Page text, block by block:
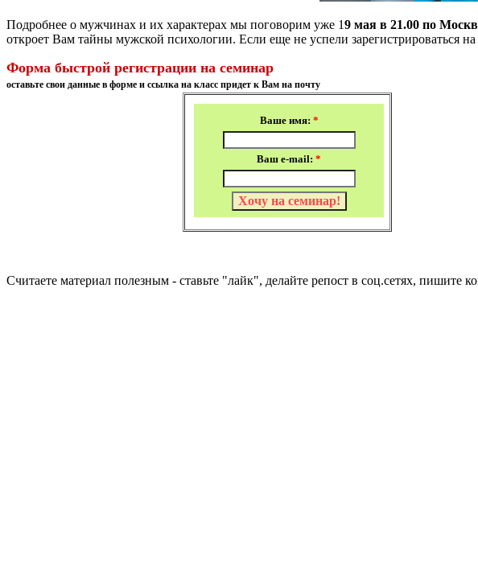
Подробнее о мужчинах и их характерах мы поговорим уже 19 мая в 21.00 по
откроет Вам тайны мужской психологии. Если еще не успели зарегистрироваться
Форма быстрой регистрации на семинар
оставьте свои данные в форме и ссылка на класс придет к Вам на почту
Считаете материал полезным - ставьте "лайк", делайте репост в соц.сетях, пишите